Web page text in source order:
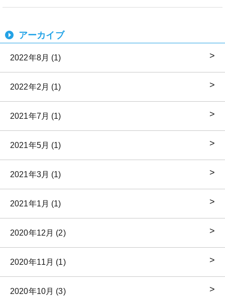
アーカイブ
2022年8月 (1)
2022年2月 (1)
2021年7月 (1)
2021年5月 (1)
2021年3月 (1)
2021年1月 (1)
2020年12月 (2)
2020年11月 (1)
2020年10月 (3)